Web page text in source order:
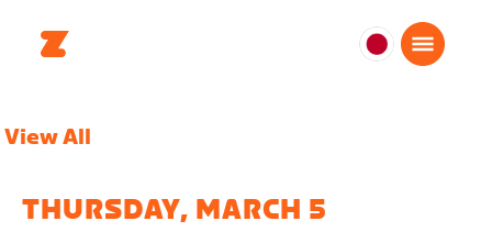
日
View All
THURSDAY, MARCH 5